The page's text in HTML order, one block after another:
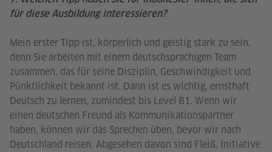
für diese Ausbildung interessieren?
Mein erster Tipp ist, körperlich und geistig stark zu sein,
denn Sie arbeiten mit einem deutschsprachigen Team
zusammen, das für seine Disziplin, Geschwindigkeit und
Pünktlichkeit bekannt ist. Dann ist es wichtig, ernsthaft
Deutsch zu lernen, zumindest bis Level B1. Wenn wir
einen deutschen Freund als Kommunikationspartner
haben, können wir das Sprechen üben, bevor wir nach
Deutschland reisen. Abgesehen davon sind Fleiß, Initiative